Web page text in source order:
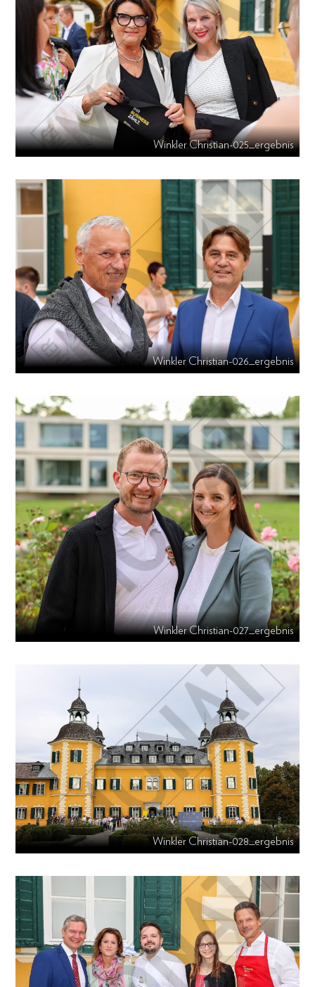
Winkler Christian-025_ergebnis
Winkler Christian-026_ergebnis
Winkler Christian-027_ergebnis
Winkler Christian-028_ergebnis